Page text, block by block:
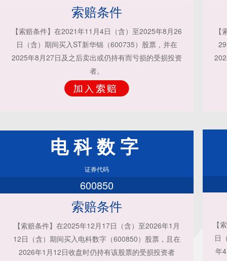
索赔条件
【索赔条件】在2021年11月4日（含）至2025年8月26
日（含）期间买入ST新华锦（600735）股票，并在
2025年8月27日及之后卖出或仍持有而亏损的受损投资
者。
电科数字
证券代码
600850
索赔条件
【索赔条件】在2025年12月17日（含）至2026年1月
12日（含）期间买入电科数字（600850）股票，且在
2026年1月12日收盘时仍持有该股票的受损投资者
【
日
年